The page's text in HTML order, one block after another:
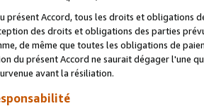
présent Accord, tous les droits et obligations
des droits et obligations des parties
de même que toutes les obligations de
du présent Accord ne saurait dégager l'une
avant la résiliation.